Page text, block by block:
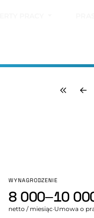
WYNAGRODZENIE
8 000–10
netto / miesiąc·Umowa o